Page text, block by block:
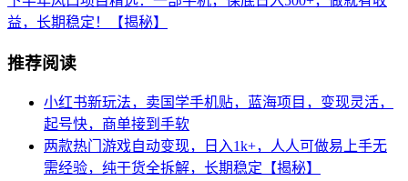
益，长期稳定！【揭秘】
推荐阅读
小红书新玩法，卖国学手机贴，蓝海项目，变现灵活，
起号快，商单接到手软
两款热门游戏自动变现，日入1k+，人人可做易上手无
需经验，纯干货全拆解，长期稳定【揭秘】